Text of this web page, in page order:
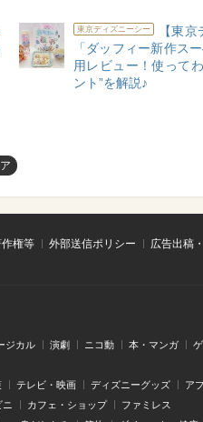
東京ディズニーシー
【東
「ダッフィー新作ス
用レビュー！使って
ント”を解説♪
権等 外部送信ポリシー
広告出稿
ジカル 演劇 ニコ動 本・マンガ
テレビ・映画 ディズニーグッズ ア
ニ カフェ・ショップ ファミレス